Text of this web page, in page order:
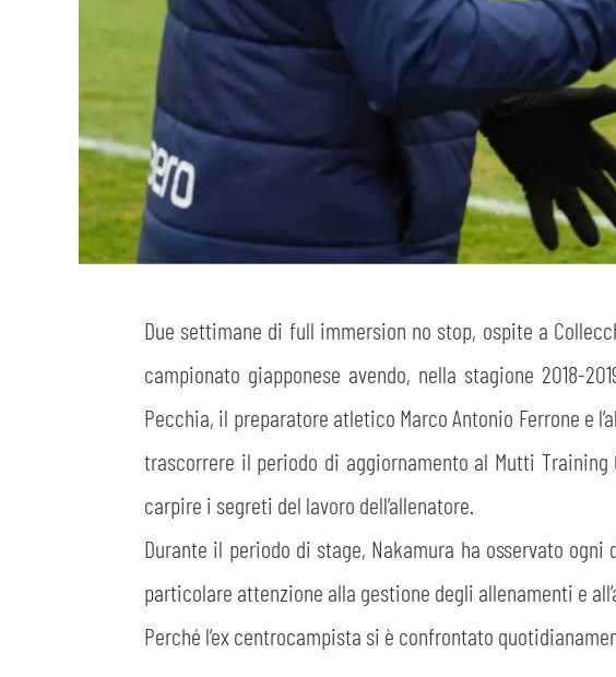
Due settimane di full immersion no stop, ospite a
campionato giapponese avendo, nella stagione 2018-
Pecchia, il preparatore atletico Marco Antonio Ferrone e
trascorrere il periodo di aggiornamento al Mutti
carpire i segreti del lavoro dell’allenatore.
Durante il periodo di stage, Nakamura ha osservato
particolare attenzione alla gestione degli allenamenti e
Perché l’ex centrocampista si è confrontato